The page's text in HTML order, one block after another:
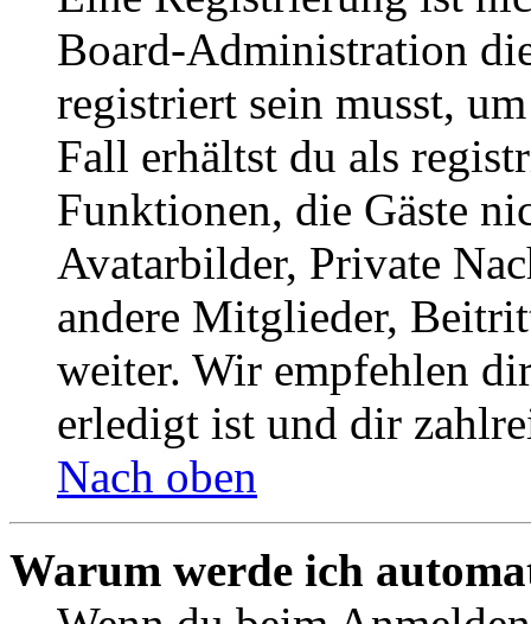
Board-Administration
registriert sein musst,
Fall erhältst du als
Funktionen, die Gäste
Avatarbilder, Private
andere Mitglieder,
weiter. Wir empfehlen
erledigt ist und dir
Nach oben
Warum werde ich